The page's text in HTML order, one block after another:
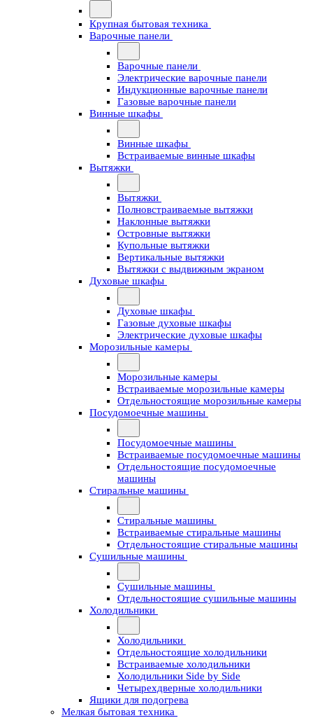
Крупная бытовая техника
Варочные панели
Варочные панели
Электрические варочные панели
Индукционные варочные панели
Газовые варочные панели
Винные шкафы
Винные шкафы
Встраиваемые винные шкафы
Вытяжки
Вытяжки
Полновстраиваемые вытяжки
Наклонные вытяжки
Островные вытяжки
Купольные вытяжки
Вертикальные вытяжки
Вытяжки с выдвижным экраном
Духовые шкафы
Духовые шкафы
Газовые духовые шкафы
Электрические духовые шкафы
Морозильные камеры
Морозильные камеры
Встраиваемые морозильные камеры
Отдельностоящие морозильные камеры
Посудомоечные машины
Посудомоечные машины
Встраиваемые посудомоечные машины
Отдельностоящие посудомоечные
машины
Стиральные машины
Стиральные машины
Встраиваемые стиральные машины
Отдельностоящие стиральные машины
Сушильные машины
Сушильные машины
Отдельностоящие сушильные машины
Холодильники
Холодильники
Отдельностоящие холодильники
Встраиваемые холодильники
Холодильники Side by Side
Четырехдверные холодильники
Ящики для подогрева
Мелкая бытовая техника